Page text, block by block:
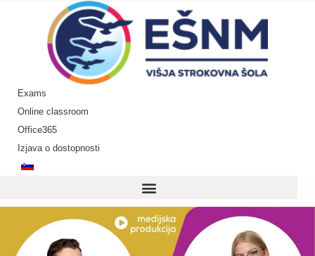
Exams
Online classroom
Office365
Izjava o dostopnosti